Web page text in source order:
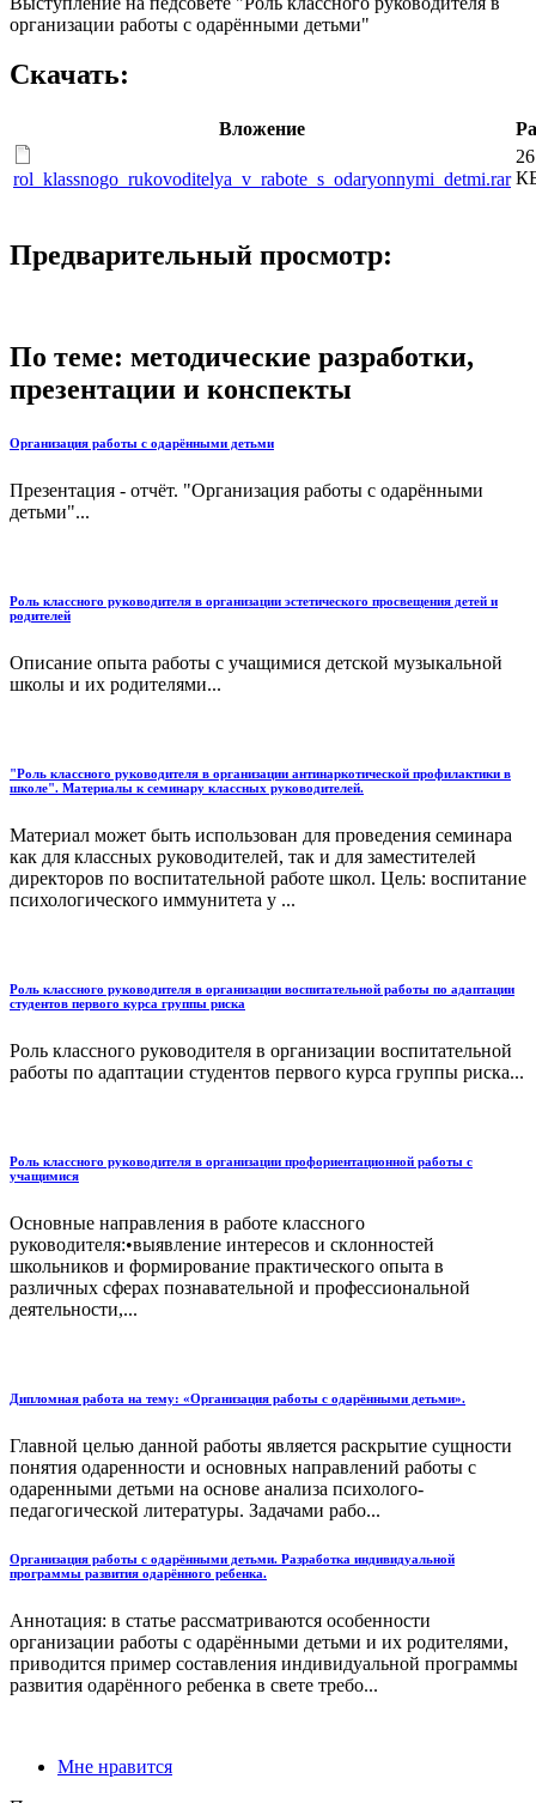
организации работы с одарёнными детьми"
Скачать:
Вложение
rol_klassnogo_rukovoditelya_v_rabote_s_odaryonnymi_detmi.rar
Предварительный просмотр:
По теме: методические разработки,
презентации и конспекты
Организация работы с одарёнными детьми
Презентация - отчёт. "Организация работы с одарёнными
детьми"...
Роль классного руководителя в организации эстетического просвещения детей и
родителей
Описание опыта работы с учащимися детской музыкальной
школы и их родителями...
"Роль классного руководителя в организации антинаркотической профилактики в
школе". Материалы к семинару классных руководителей.
Материал может быть использован для проведения семинара
как для классных руководителей, так и для заместителей
директоров по воспитательной работе школ. Цель: воспитание
психологического иммунитета у ...
Роль классного руководителя в организации воспитательной работы по адаптации
студентов первого курса группы риска
Роль классного руководителя в организации воспитательной
работы по адаптации студентов первого курса группы риска...
Роль классного руководителя в организации профориентационной работы с
учащимися
Основные направления в работе классного
руководителя:•выявление интересов и склонностей
школьников и формирование практического опыта в
различных сферах познавательной и профессиональной
деятельности,...
Дипломная работа на тему: «Организация работы с одарёнными детьми».
Главной целью данной работы является раскрытие сущности
понятия одаренности и основных направлений работы с
одаренными детьми на основе анализа психолого-
педагогической литературы. Задачами рабо...
Организация работы с одарёнными детьми. Разработка индивидуальной
программы развития одарённого ребенка.
Аннотация: в статье рассматриваются особенности
организации работы с одарёнными детьми и их родителями,
приводится пример составления индивидуальной программы
развития одарённого ребенка в свете требо...
Мне нравится